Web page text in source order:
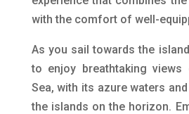
with the comfort of well-
As you sail towards the
to enjoy breathtaking views
Sea, with its azure waters
the islands on the horizon.